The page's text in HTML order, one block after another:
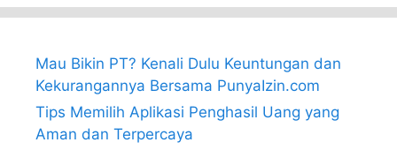
Mau Bikin PT? Kenali Dulu Keuntungan dan
Kekurangannya Bersama PunyaIzin.com
Tips Memilih Aplikasi Penghasil Uang yang
Aman dan Terpercaya